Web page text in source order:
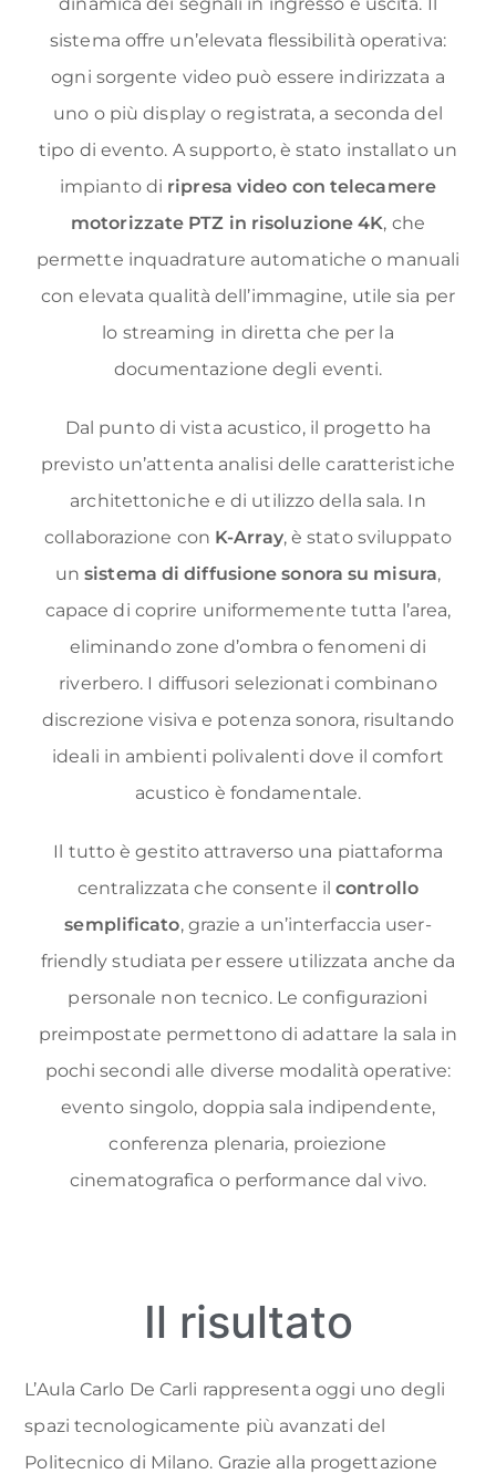
dinamica dei segnali in ingresso e uscita. Il
sistema offre un’elevata flessibilità operativa:
ogni sorgente video può essere indirizzata a
uno o più display o registrata, a seconda del
tipo di evento. A supporto, è stato installato un
impianto di ripresa video con telecamere
motorizzate PTZ in risoluzione 4K, che
permette inquadrature automatiche o manuali
con elevata qualità dell’immagine, utile sia per
lo streaming in diretta che per la
documentazione degli eventi.
Dal punto di vista acustico, il progetto ha
previsto un’attenta analisi delle caratteristiche
architettoniche e di utilizzo della sala. In
collaborazione con K-Array, è stato sviluppato
unsistema di diffusione sonora su misura,
capace di coprire uniformemente tutta l’area,
eliminando zone d’ombra o fenomeni di
riverbero. I diffusori selezionati combinano
discrezione visiva e potenza sonora, risultando
ideali in ambienti polivalenti dove il comfort
acustico è fondamentale.
Il tutto è gestito attraverso una piattaforma
centralizzata che consente ilcontrollo
semplificato, grazie a un’interfaccia user-
friendly studiata per essere utilizzata anche da
personale non tecnico. Le configurazioni
preimpostate permettono di adattare la sala in
pochi secondi alle diverse modalità operative:
evento singolo, doppia sala indipendente,
conferenza plenaria, proiezione
cinematografica o performance dal vivo.
Il risultato
L’Aula Carlo De Carli rappresenta oggi uno degli
spazi tecnologicamente più avanzati del
Politecnico di Milano. Grazie alla progettazione